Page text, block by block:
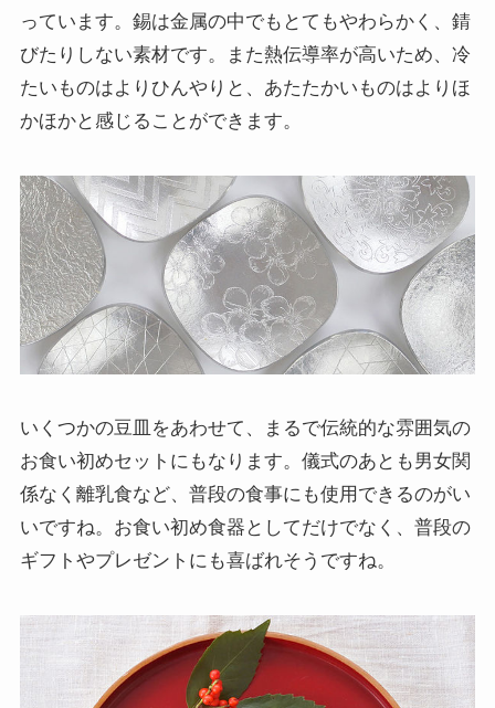
っています。錫は金属の中でもとてもやわらかく、錆
びたりしない素材です。また熱伝導率が高いため、冷
たいものはよりひんやりと、あたたかいものはよりほ
かほかと感じることができます。
いくつかの豆皿をあわせて、まるで伝統的な雰囲気の
お食い初めセットにもなります。儀式のあとも男女関
係なく離乳食など、普段の食事にも使用できるのがい
いですね。お食い初め食器としてだけでなく、普段の
ギフトやプレゼントにも喜ばれそうですね。